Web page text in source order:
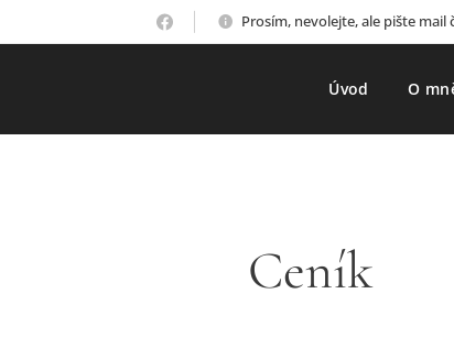
Prosím, nevolejte, ale pište mail
Úvod O
Ceník